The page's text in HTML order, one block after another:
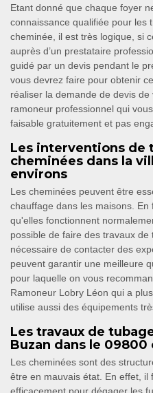
Etant donné que chaque foyer
connaissance qualifiée pour les
cheminée, il est très logique, si
auprès d’un prestataire
guidé par un devis pendant le
vous devrez faire pour obtenir
réaliser la demande de devis de
ramoneur professionnel qui
faisable gratuitement et pas
Les interventions de
cheminées dans la
environs
Les cheminées peuvent être
chauffage dans les maisons.
qu'elles fonctionnent
possible de faire des travaux
nécessaire de contacter des
peuvent garantir une meilleure
pour laquelle on vous
Ramoneur Lobry Léon qui a
utilise aussi des équipements
Les travaux de
Buzan dans le
Les cheminées sont des
être en mauvais état. En effet, il